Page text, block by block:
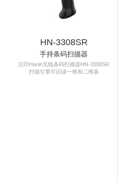
HN-3308SR
手持条码扫描器
汉印Hanin无线条码扫描器HN-3308SR
扫描引擎可识读一维和二维条